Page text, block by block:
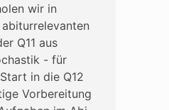
wir in
Q11 aus
- für
in die Q12
Vorbereitung